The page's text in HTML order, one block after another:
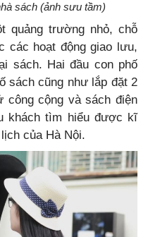
sách (ảnh sưu tầm)
quảng trường nhỏ, chỗ
các hoạt động giao lưu,
sách. Hai đầu con phố
sách cũng như lắp đặt 2
công cộng và sách điện
khách tìm hiểu được kĩ
của Hà Nội.